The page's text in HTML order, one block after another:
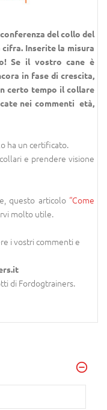
del collo del
Inserite la misura
Se il vostro cane è
in fase di crescita,
certo tempo il collare
nei commenti età,
ha un certificato.
e prendere visione
questo articolo “Come
molto utile.
i vostri commenti e
di Fordogtrainers.